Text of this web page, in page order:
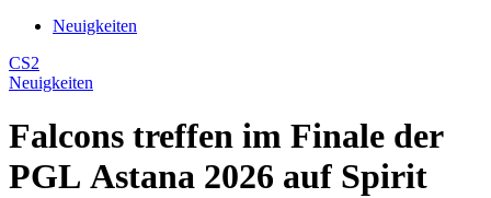
Neuigkeiten
CS2
Neuigkeiten
Falcons treffen im Finale der
PGL Astana 2026 auf Spirit